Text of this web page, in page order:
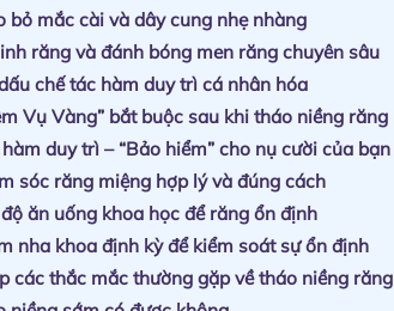
bỏ mắc cài và dây cung nhẹ nhàng
răng và đánh bóng men răng chuyên sâu
chế tác hàm duy trì cá nhân hóa
Vụ Vàng” bắt buộc sau khi tháo niềng răng
duy trì – “Bảo hiểm” cho nụ cười của bạn
sóc răng miệng hợp lý và đúng cách
ăn uống khoa học để răng ổn định
nha khoa định kỳ để kiểm soát sự ổn định
các thắc mắc thường gặp về tháo niềng răng